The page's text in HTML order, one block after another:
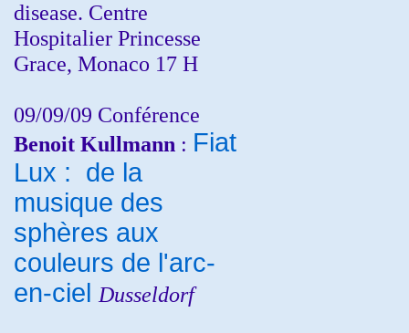
disease. Centre
Hospitalier Princesse
Grace, Monaco 17 H
09/09/09 Conférence
Benoit Kullmann : Fiat
Lux : de la
musique des
sphères aux
couleurs de l'arc-
en-ciel Dusseldorf